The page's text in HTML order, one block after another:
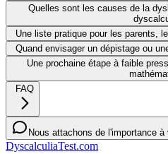
Quelles sont les causes de la
Une liste pratique pour les parents,
Quand envisager un dépistage ou
Une prochaine étape à faible
FAQ
Nous attachons de l'importance
DyscalculiaTest.com